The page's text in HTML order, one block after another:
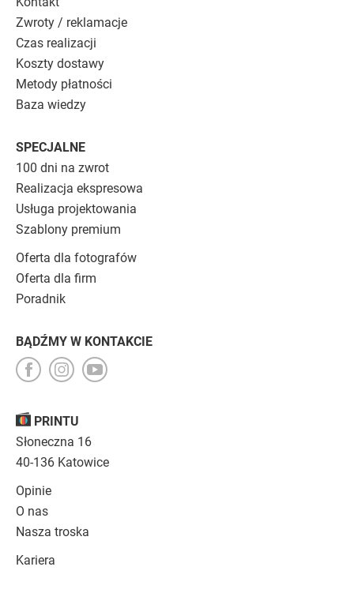
PRINTU
Słoneczna 16
40-136 Katowice
Opinie
O nas
Nasza troska
Kariera
Zwroty / reklamacje
Czas realizacji
Koszty dostawy
Metody płatności
Baza wiedzy
SPECJALNE
100 dni na zwrot
Realizacja ekspresowa
Usługa projektowania
Szablony premium
Oferta dla fotografów
Oferta dla firm
Poradnik
BĄDŹMY W KONTAKCIE